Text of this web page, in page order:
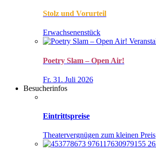
Stolz und Vorurteil
Erwachsenenstück
Poetry Slam – Open Air!
Fr. 31. Juli 2026
Besucherinfos
Eintrittspreise
Theatervergnügen zum kleinen Preis